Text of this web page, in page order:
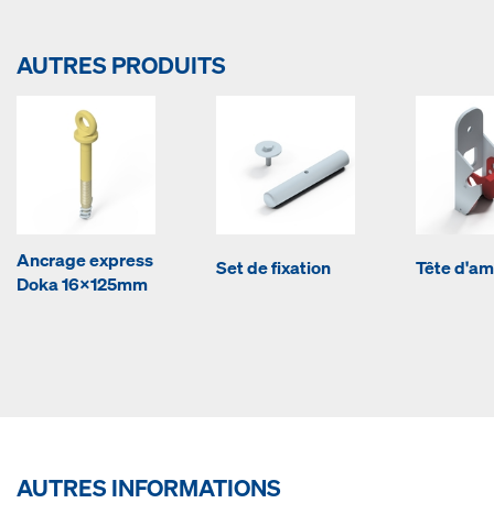
AUTRES PRODUITS
Ancrage express
Doka 16x125mm
Set de fixation Tête
AUTRES INFORMATIONS